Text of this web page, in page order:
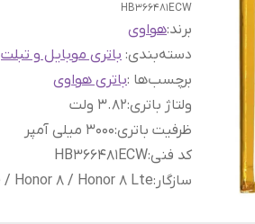
HB366481ECW
برند:هواوی
دسته‌بندی: باتری موبایل و تبلت
برچسب‌ها :باتری هواوی
ولتاژ باتری:3.82 ولت
ظرفیت باتری:3000 میلی آمپر
کد فنی:
HB366481ECW
سازگار :
Honor 8 / Honor 8 Lte